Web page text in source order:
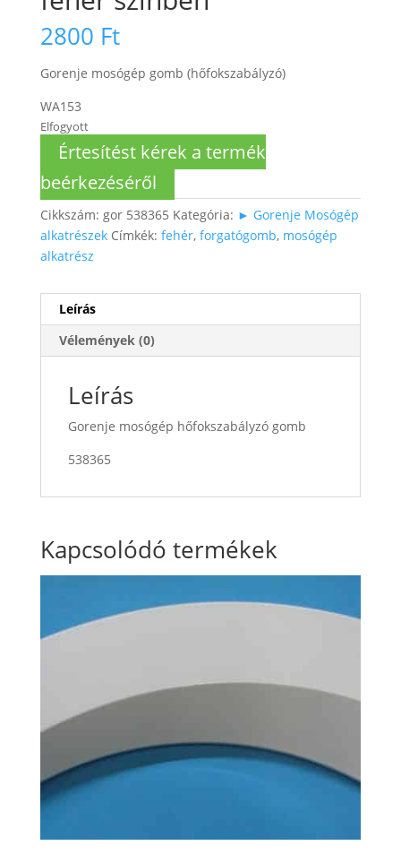
2800 Ft
Gorenje mosógép gomb (hőfokszabályzó)
WA153
Elfogyott
Értesítést kérek a termék
beérkezéséről
Cikkszám: gor 538365 Kategória: ► Gorenje Mosógép
alkatrészek Címkék: fehér, forgatógomb, mosógép
alkatrész
Leírás
Vélemények (0)
Leírás
Gorenje mosógép hőfokszabályzó gomb
538365
Kapcsolódó termékek